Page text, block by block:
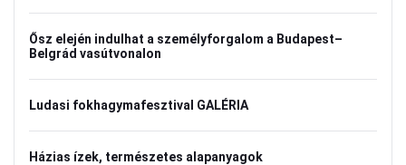
Ősz elején indulhat a személyforgalom a Budapest–
Belgrád vasútvonalon
Ludasi fokhagymafesztival GALÉRIA
Házias ízek, természetes alapanyagok